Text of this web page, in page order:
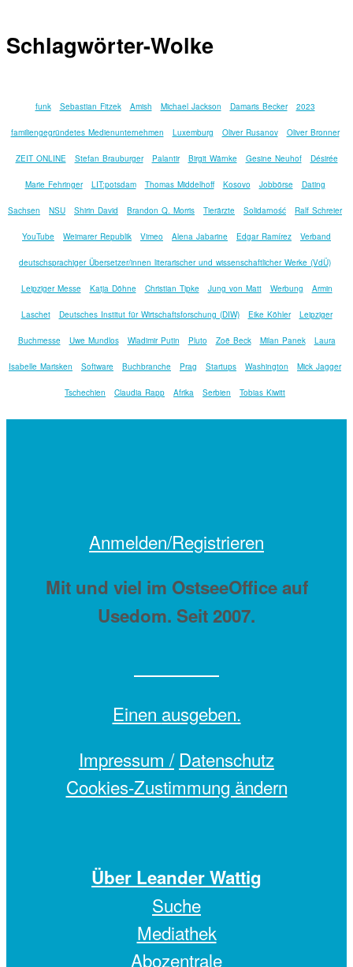
Schlagwörter-Wolke
funk Sebastian Fitzek Amish Michael Jackson Damaris Becker 2023
familiengegründetes Medienunternehmen Luxemburg Oliver Rusanov Oliver Bronner
ZEIT ONLINE Stefan Brauburger Palantir Birgit Wärnke Gesine Neuhof Désirée
Marie Fehringer LIT:potsdam Thomas Middelhoff Kosovo Jobbörse Dating
Sachsen NSU Shirin David Brandon Q. Morris Tierärzte Solidarność Ralf Schreier
YouTube Weimarer Republik Vimeo Alena Jabarine Edgar Ramírez Verband
deutschsprachiger Übersetzer/innen literarischer und wissenschaftlicher Werke (VdÜ)
Leipziger Messe Katja Döhne Christian Tipke Jung von Matt Werbung Armin
Laschet Deutsches Institut für Wirtschaftsforschung (DIW) Eike Köhler Leipziger
Buchmesse Uwe Mundlos Wladimir Putin Pluto Zoë Beck Milan Panek Laura
Isabelle Marisken Software Buchbranche Prag Startups Washington Mick Jagger
Tschechien Claudia Rapp Afrika Serbien Tobias Kiwitt
Anmelden/Registrieren
Mit und viel im OstseeOffice auf
Usedom. Seit 2007.
Einen ausgeben.
Impressum / Datenschutz
Cookies-Zustimmung ändern
Über Leander Wattig
Suche
Mediathek
Abozentrale